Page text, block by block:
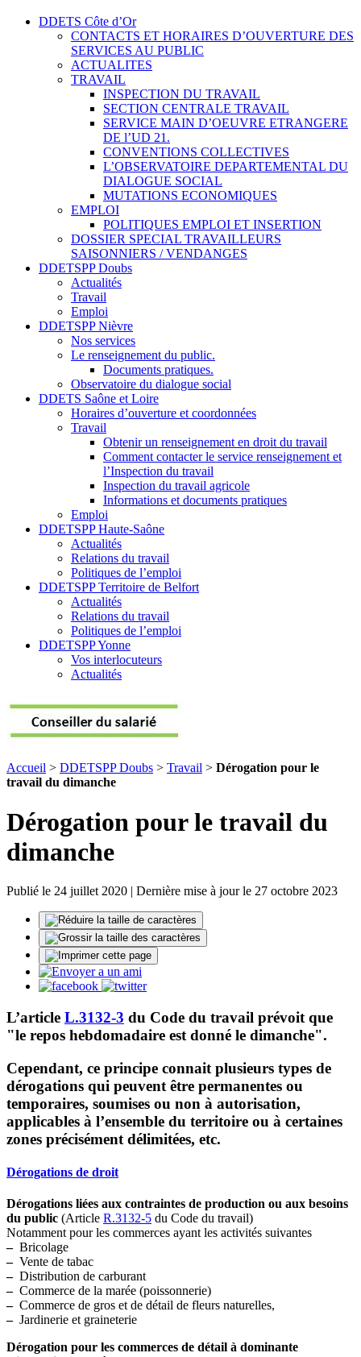
DDETS Côte d’Or
CONTACTS ET HORAIRES D’OUVERTURE DES
SERVICES AU PUBLIC
ACTUALITES
TRAVAIL
INSPECTION DU TRAVAIL
SECTION CENTRALE TRAVAIL
SERVICE MAIN D’OEUVRE ETRANGERE
DE l’UD 21.
CONVENTIONS COLLECTIVES
L’OBSERVATOIRE DEPARTEMENTAL DU
DIALOGUE SOCIAL
MUTATIONS ECONOMIQUES
EMPLOI
POLITIQUES EMPLOI ET INSERTION
DOSSIER SPECIAL TRAVAILLEURS
SAISONNIERS / VENDANGES
DDETSPP Doubs
Actualités
Travail
Emploi
DDETSPP Nièvre
Nos services
Le renseignement du public.
Documents pratiques.
Observatoire du dialogue social
DDETS Saône et Loire
Horaires d’ouverture et coordonnées
Travail
Obtenir un renseignement en droit du travail
Comment contacter le service renseignement et
l’Inspection du travail
Inspection du travail agricole
Informations et documents pratiques
Emploi
DDETSPP Haute-Saône
Actualités
Relations du travail
Politiques de l’emploi
DDETSPP Territoire de Belfort
Actualités
Relations du travail
Politiques de l’emploi
DDETSPP Yonne
Vos interlocuteurs
Actualités
Accueil > DDETSPP Doubs > Travail > Dérogation pour le
travail du dimanche
Dérogation pour le travail du
dimanche
Publié le 24 juillet 2020 | Dernière mise à jour le 27 octobre 2023
L’article L.3132-3 du Code du travail prévoit que
"le repos hebdomadaire est donné le dimanche".
Cependant, ce principe connait plusieurs types de
dérogations qui peuvent être permanentes ou
temporaires, soumises ou non à autorisation,
applicables à l’ensemble du territoire ou à certaines
zones précisément délimitées, etc.
Dérogations de droit
Dérogations liées aux contraintes de production ou aux besoins
du public (Article R.3132-5 du Code du travail)
Notamment pour les commerces ayant les activités suivantes
–Bricolage
–Vente de tabac
–Distribution de carburant
–Commerce de la marée (poissonnerie)
–Commerce de gros et de détail de fleurs naturelles,
–Jardinerie et graineterie
Dérogation pour les commerces de détail à dominante